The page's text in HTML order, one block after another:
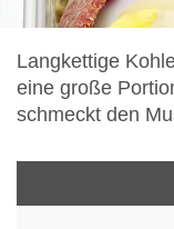
Langkettige
eine große
schmeckt den